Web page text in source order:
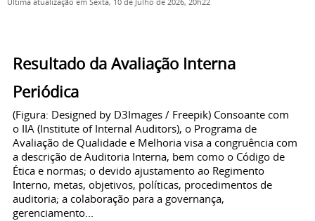
Última atualização em Sexta, 10 de Julho de 2026, 20h22
Resultado da Avaliação Interna
Periódica
(Figura: Designed by D3Images / Freepik) Consoante com
o IIA (Institute of Internal Auditors), o Programa de
Avaliação de Qualidade e Melhoria visa a congruência com
a descrição de Auditoria Interna, bem como o Código de
Ética e normas; o devido ajustamento ao Regimento
Interno, metas, objetivos, políticas, procedimentos de
auditoria; a colaboração para a governança,
gerenciamento...